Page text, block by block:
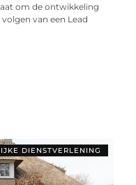
om de ontwikkeling
van een Lead
DIENSTVERLENING